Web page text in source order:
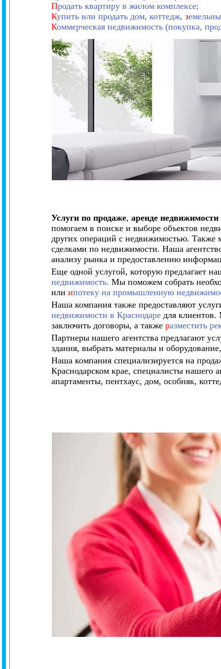
Продать квартиру в жилом комплексе;
Купить или продать дом, коттедж, з
Коммерческая недвижимость (покупка,
Услуги по продаже, аренде
помогаем в поиске и выборе объектов
других операций с недвижимостью. Также
сделками по недвижимости. Наша
анализу рынка и предоставлению
Еще одной услугой, которую предлагает
недвижимость. Мы поможем собрать
илиипотеку на промышленную
Наша компания также предоставляют
недвижимости в Краснодаре для
заключить договоры, а такжеразместить
Партнеры нашего агентства предлагают
здания, выбрать материалы и
Наша компания специализируется на
Краснодарском крае, специалисты нашего
апартаменты, пентхаус, дом, особняк,